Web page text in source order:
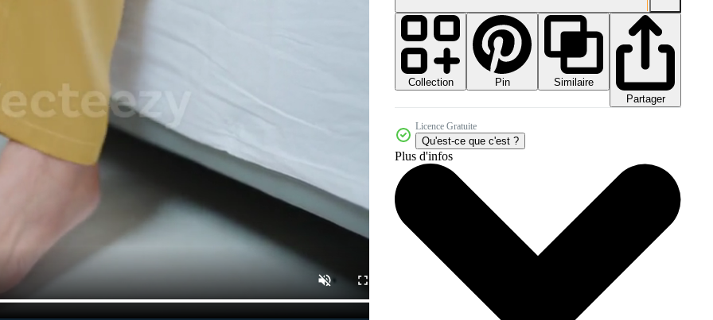
Collection Pin
Similaire
Partager
Licence Gratuite
Qu'est-ce que c'est ?
Plus d'infos